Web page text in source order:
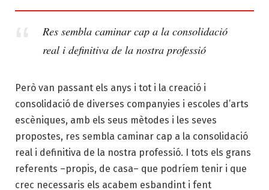
Res sembla caminar cap a la consolidació
real i definitiva de la nostra professió
Però van passant els anys i tot i la creació i
consolidació de diverses companyies i escoles d’arts
escèniques, amb els seus mètodes i les seves
propostes, res sembla caminar cap a la consolidació
real i definitiva de la nostra professió. I tots els grans
referents –propis, de casa– que podríem tenir i que
crec necessaris els acabem esbandint i fent